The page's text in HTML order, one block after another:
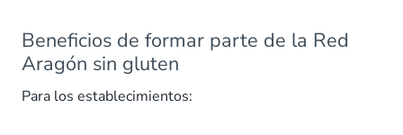
Beneficios de formar parte de la Red
Aragón sin gluten
Para los establecimientos: